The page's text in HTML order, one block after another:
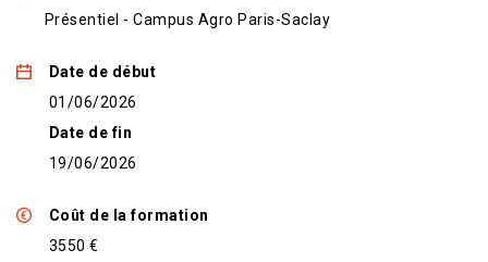
Présentiel - Campus Agro Paris-Saclay
Date de début
01/06/2026
Date de fin
19/06/2026
Coût de la formation
3550 €